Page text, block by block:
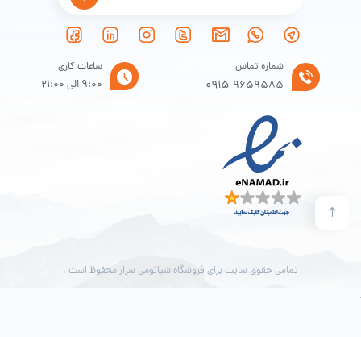
شماره تماس
0915 9659585
ساعات کاری
9:00 الی 21:00
تمامی حقوق سایت برای فروشگاه شیائومی سزار محفوظ است .